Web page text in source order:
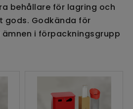
behållare för lagring och
Godkända för
i förpackningsgrupp